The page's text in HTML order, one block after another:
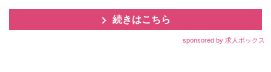
続きはこちら
sponsored by 求人ボックス